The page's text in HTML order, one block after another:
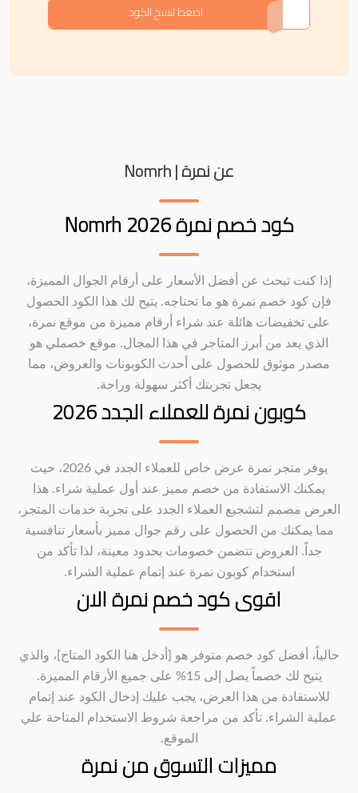
S4HCE
اضغط لنسخ الكود
عن نمرة | Nomrh
كود خصم نمرة Nomrh 2026
إذا كنت تبحث عن أفضل الأسعار على أرقام الجوال المميزة،
فإن كود خصم نمرة هو ما تحتاجه. يتيح لك هذا الكود الحصول
على تخفيضات هائلة عند شراء أرقام مميزة من موقع نمرة،
الذي يعد من أبرز المتاجر في هذا المجال. موقع خصملي هو
مصدر موثوق للحصول على أحدث الكوبونات والعروض، مما
يجعل تجربتك أكثر سهولة وراحة.
كوبون نمرة للعملاء الجدد 2026
يوفر متجر نمرة عرض خاص للعملاء الجدد في 2026، حيث
يمكنك الاستفادة من خصم مميز عند أول عملية شراء. هذا
العرض مصمم لتشجيع العملاء الجدد على تجربة خدمات المتجر،
مما يمكنك من الحصول على رقم جوال مميز بأسعار تنافسية
جداً. العروض تتضمن خصومات بحدود معينة، لذا تأكد من
استخدام كوبون نمرة عند إتمام عملية الشراء.
اقوى كود خصم نمرة الان
حالياً، أفضل كود خصم متوفر هو [أدخل هنا الكود المتاح]، والذي
يتيح لك خصماً يصل إلى 15% على جميع الأرقام المميزة.
للاستفادة من هذا العرض، يجب عليك إدخال الكود عند إتمام
عملية الشراء. تأكد من مراجعة شروط الاستخدام المتاحة علي
الموقع.
مميزات التسوق من نمرة